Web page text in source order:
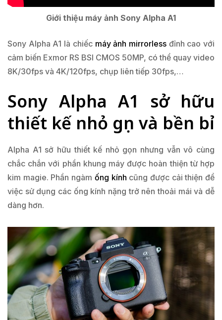
Giới thiệu máy ảnh Sony Alpha A1
Sony Alpha A1 là chiếc máy ảnh mirrorlessđỉnh cao với
cảm biến Exmor RS BSI CMOS 50MP, có thể quay video
8K/30fps và 4K/120fps, chụp liên tiếp 30fps,…
Sony Alpha A1 sở hữu
thiết kế nhỏ gọn và bền bỉ
Alpha A1 sở hữu thiết kế nhỏ gọn nhưng vẫn vô cùng
chắc chắn với phần khung máy được hoàn thiện từ hợp
kim magie. Phần ngàm ống kính cũng được cải thiện để
việc sử dụng các ống kính nặng trở nên thoải mái và dễ
dàng hơn.